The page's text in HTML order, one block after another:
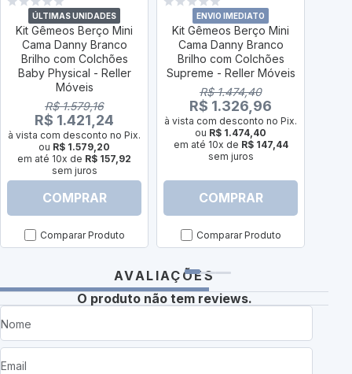
ÚLTIMAS UNIDADES
Kit Gêmeos Berço Mini
Cama Danny Branco
Brilho com Colchões
Baby Physical - Reller
Móveis
R$ 1.579,16
R$ 1.421,24
à vista com desconto no Pix.
ou R$ 1.579,20
em até 10x de R$ 157,92
sem juros
COMPRAR
Comparar Produto
ENVIO IMEDIATO
Kit Gêmeos Berço Mini
Cama Danny Branco
Brilho com Colchões
Supreme - Reller Móveis
R$ 1.474,40
R$ 1.326,96
à vista com desconto no Pix.
ou R$ 1.474,40
em até 10x de R$ 147,44
sem juros
COMPRAR
Comparar Produto
AVALIAÇÕES
O produto não tem reviews.